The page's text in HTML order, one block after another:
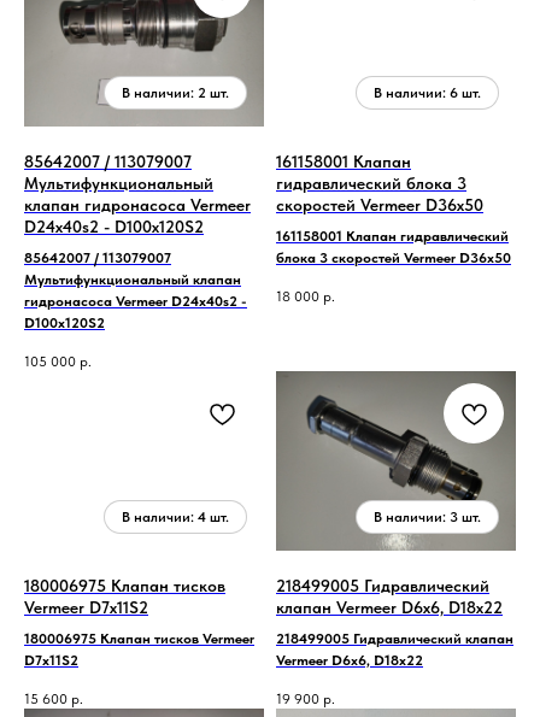
85642007 / 113079007
Мультифункциональный
клапан гидронасоса Vermeer
D24x40s2 - D100x120S2
85642007 / 113079007
Мультифункциональный клапан
гидронасоса Vermeer D24x40s2 -
D100x120S2
105 000 р.
161158001 Клапан
гидравлический блока 3
скоростей Vermeer D36x50
161158001 Клапан гидравлический
блока 3 скоростей Vermeer D36x50
18 000 р.
180006975 Клапан тисков
Vermeer D7x11S2
180006975 Клапан тисков Vermeer
D7x11S2
15 600 р.
218499005 Гидравлический
клапан Vermeer D6x6, D18x22
218499005 Гидравлический клапан
Vermeer D6x6, D18x22
19 900 р.